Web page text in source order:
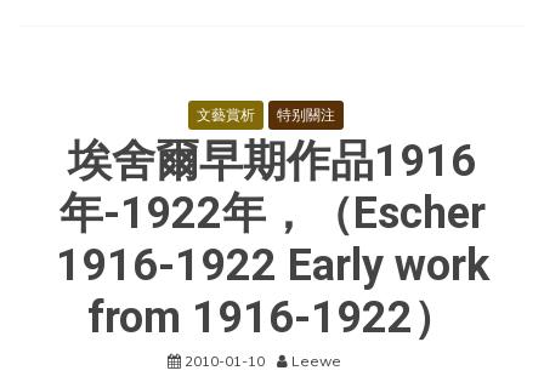
（Italian
Period
from
1922-
文藝賞析 特别關注
埃舍爾早期作品1916
年-1922年，（Escher
1916-1922 Early work
from 1916-1922）
2010-01-10 Leewe